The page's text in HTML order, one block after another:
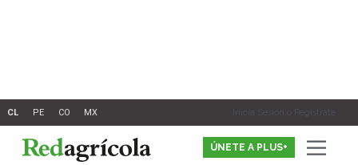
Inicia Sesión o Registrate
ÚNETE A PLUS+